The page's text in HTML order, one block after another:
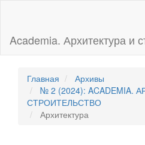
Основное
содержимое
панель
Academia. Архитектура и
Главная
Архивы
№ 2 (2024): ACADEMIA.
СТРОИТЕЛЬСТВО
Архитектура